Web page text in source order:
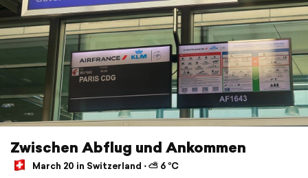
Zwischen Abflug und Ankommen
March 20 in Switzerland ⋅ ⛅ 6 °C